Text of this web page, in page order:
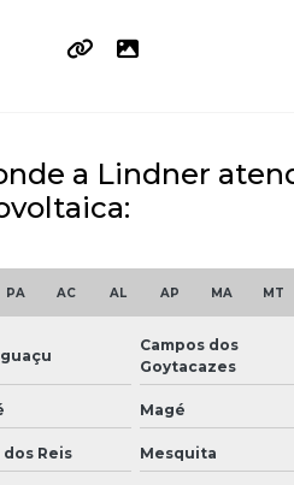
a Lindner
PA AC AL AP MA MT
Campos dos
Goytacazes
Magé
Reis Mesquita